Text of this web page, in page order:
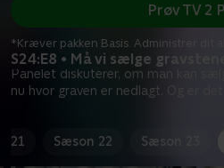
S24:E8 • Må vi sælge
Panelet diskuterer, om man kan
nu hvor graven er nedlagt. Og er
Prøv TV 2
*Kræver pakken Basis. Administrer dit
21 Sæson 22 Sæson 23